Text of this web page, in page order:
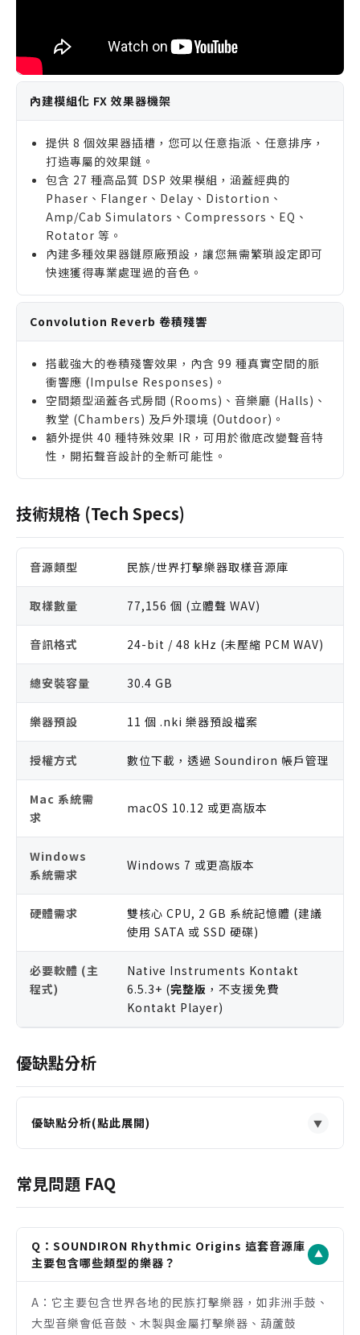
內建模組化 FX 效果器機架
提供 8 個效果器插槽，您可以任意指派、任意排序，
打造專屬的效果鏈。
包含 27 種高品質 DSP 效果模組，涵蓋經典的
Phaser、Flanger、Delay、Distortion、
Amp/Cab Simulators、Compressors、EQ、
Rotator 等。
內建多種效果器鏈原廠預設，讓您無需繁瑣設定即可
快速獲得專業處理過的音色。
Convolution Reverb 卷積殘響
搭載強大的卷積殘響效果，內含 99 種真實空間的脈
衝響應 (Impulse Responses)。
空間類型涵蓋各式房間 (Rooms)、音樂廳 (Halls)、
教堂 (Chambers) 及戶外環境 (Outdoor)。
額外提供 40 種特殊效果 IR，可用於徹底改變聲音特
性，開拓聲音設計的全新可能性。
技術規格 (Tech Specs)
音源類型 民族/世界打擊樂器取樣音源庫
取樣數量 77,156 個 (立體聲 WAV)
音訊格式 24-bit / 48 kHz (未壓縮 PCM WAV)
總安裝容量 30.4 GB
樂器預設 11 個 .nki 樂器預設檔案
授權方式 數位下載，透過 Soundiron 帳戶管理
Mac 系統需
求
macOS 10.12 或更高版本
Windows
系統需求
Windows 7 或更高版本
硬體需求
雙核心 CPU, 2 GB 系統記憶體 (建議
使用 SATA 或 SSD 硬碟)
必要軟體 (主
程式)
Native Instruments Kontakt
6.5.3+ (完整版 ，不支援免費
Kontakt Player)
優缺點分析
優缺點分析(點此展開) ▼
收錄 73 種稀有民族樂器，音色獨特且極具辨識度，
能為作品增添獨特風格。
整彈性。
內建功能強大的效果器與琶音器，不僅是取樣播放
器，更是創作工具。
高達 77,156 個取樣，細膩捕捉了樂器的完整動態與
演奏細節。
常見問題 FAQ
Q：SOUNDIRON Rhythmic Origins 這套音源庫
主要包含哪些類型的樂器？
▼
A：它主要包含世界各地的民族打擊樂器，如非洲手鼓、
大型音樂會低音鼓、木製與金屬打擊樂器、葫蘆鼓